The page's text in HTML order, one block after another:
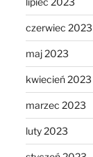
czerwiec 2023
maj 2023
kwiecień 2023
marzec 2023
luty 2023